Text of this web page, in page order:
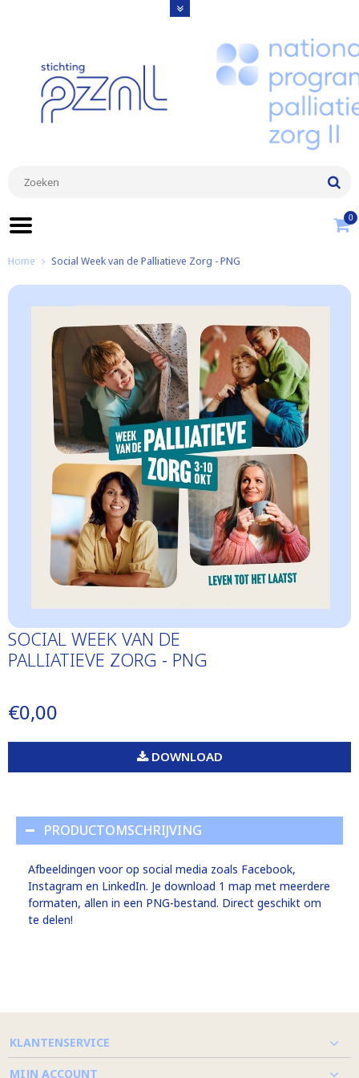
0
Home Social Week van de Palliatieve Zorg - PNG
SOCIAL WEEK VAN DE
PALLIATIEVE ZORG - PNG
€0,00
DOWNLOAD
PRODUCTOMSCHRIJVING
Afbeeldingen voor op social media zoals Facebook,
Instagram en LinkedIn. Je download 1 map met meerdere
formaten, allen in een PNG-bestand. Direct geschikt om
te delen!
KLANTENSERVICE
MIJN ACCOUNT